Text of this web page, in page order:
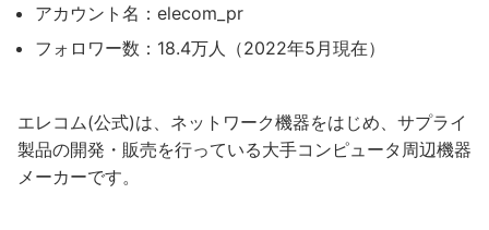
アカウント名：elecom_pr
フォロワー数：18.4万人（2022年5月現在）
エレコム(公式)は、ネットワーク機器をはじめ、サプライ
製品の開発・販売を行っている大手コンピュータ周辺機器
メーカーです。